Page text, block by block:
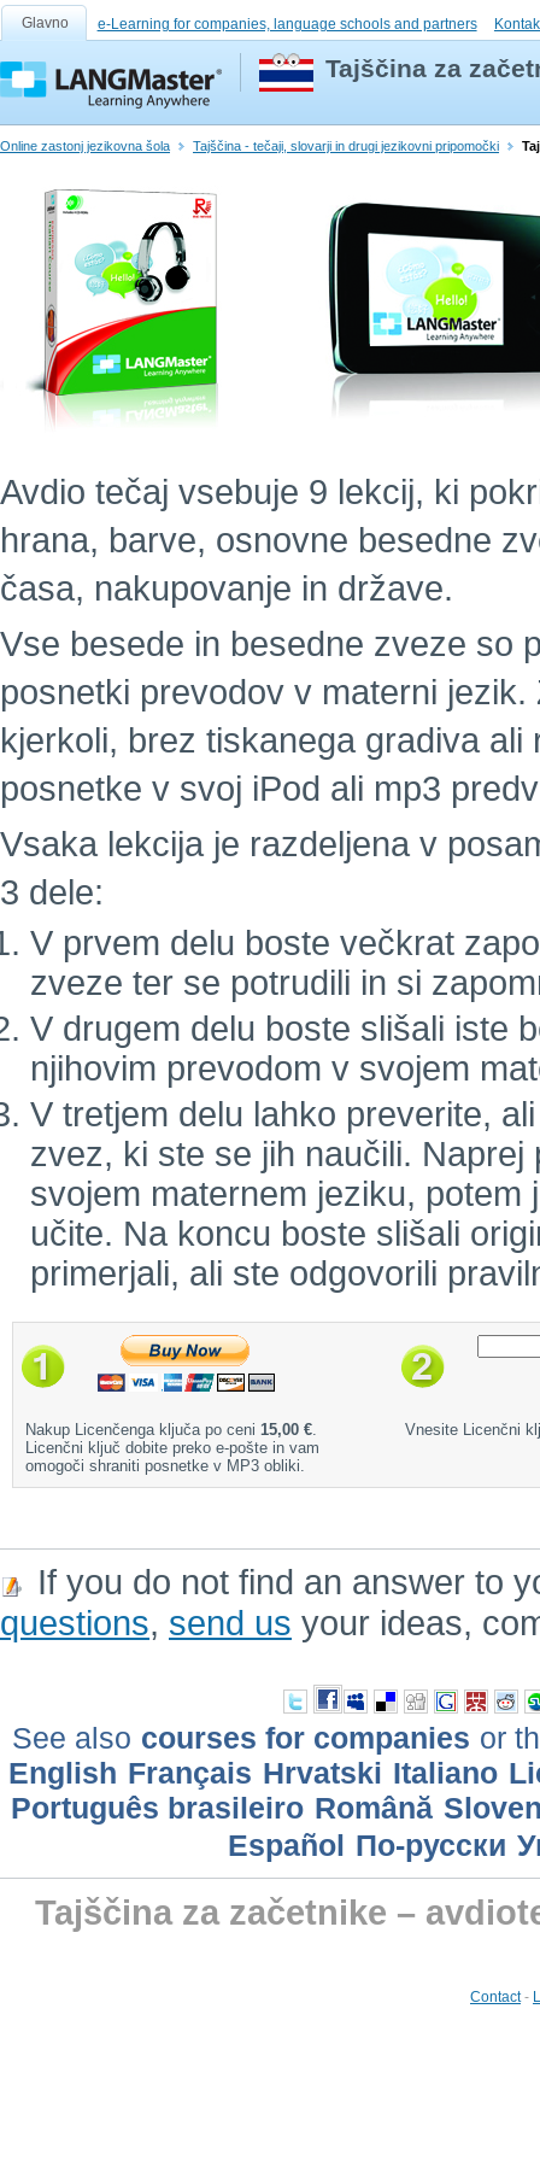
Glavno e-Learning for companies, language schools and partners
Tajščina za
Online zastonj jezikovna šola Tajščina - tečaji, slovarji in drugi jezikovni pripomočki
Avdio tečaj vsebuje 9 lekcij, ki
hrana, barve, osnovne besedne
časa, nakupovanje in države.
Vse besede in besedne zveze so
posnetki prevodov v materni
kjerkoli, brez tiskanega gradiva
posnetke v svoj iPod ali mp3
Vsaka lekcija je razdeljena v
3 dele:
V prvem delu boste večkrat
zveze ter se potrudili in si
V drugem delu boste slišali iste
njihovim prevodom v svojem
V tretjem delu lahko preverite,
zvez, ki ste se jih naučili.
svojem maternem jeziku,
učite. Na koncu boste slišali
primerjali, ali ste odgovorili
Nakup Licenčenga ključa po ceni 15,00 €.
Licenčni ključ dobite preko e-pošte in vam
omogoči shraniti posnetke v MP3 obliki.
Vnesite Licenčni
If you do not find an answer to
questions, send us your ideas,
See also courses for companies or
English Français Hrvatski Italiano
Português brasileiro Română
Еspañol По-русски
Tajščina za začetnike –
Contact-